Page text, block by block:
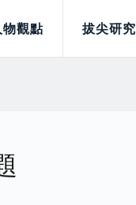
物觀點 拔尖研究